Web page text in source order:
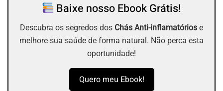
Baixe nosso Ebook Grátis!
Descubra os segredos dos Chás Anti-inflamatórios e
melhore sua saúde de forma natural. Não perca esta
oportunidade!
Quero meu Ebook!